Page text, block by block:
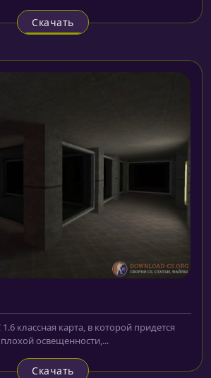
Скачать
классная карта, в которой придется
освещенности,...
Скачать